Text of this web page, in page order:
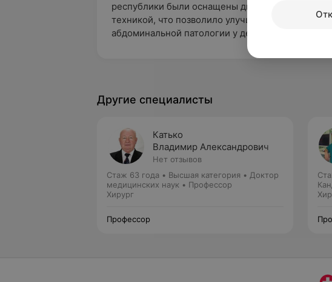
республики были оснащены диагностической
техникой, что позволило улучшить результаты
абдоминальной патологии у детей.
Другие специалисты
Катько
Владимир Александрович
Нет отзывов
Стаж 63 года • Высшая категория • Доктор
медицинских наук • Профессор
Хирург
Профессор